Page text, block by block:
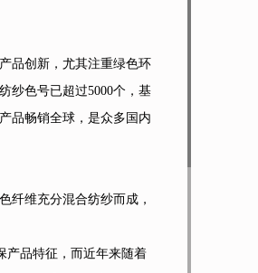
品创新，尤其注重绿色环
纱色号已超过5000个，基
品畅销全球，是众多国内
纤维充分混合纺纱而成，
产品特征，而近年来随着